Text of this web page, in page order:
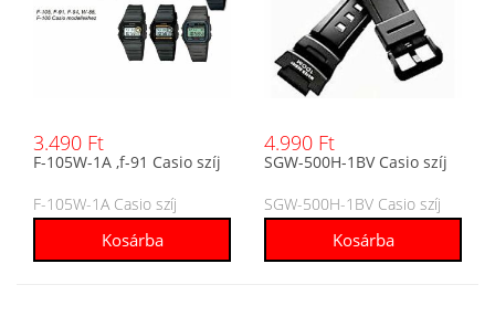
3.490 Ft
F-105W-1A ,f-91 Casio szíj
F-105W-1A Casio szíj
4.990 Ft
SGW-500H-1BV Casio szíj
SGW-500H-1BV Casio szíj